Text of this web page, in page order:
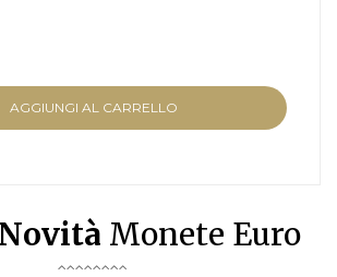
AGGIUNGI AL CARRELLO
Monete Euro